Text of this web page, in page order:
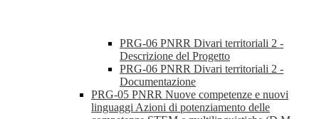
PRG-06 PNRR Divari territoriali 2 -
Descrizione del Progetto
PRG-06 PNRR Divari territoriali 2 -
Documentazione
PRG-05 PNRR Nuove competenze e nuovi
linguaggi Azioni di potenziamento delle